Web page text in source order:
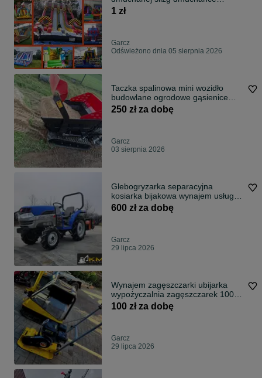
Dmuchańce wynajem Gdańsk
1 zł
Garcz
Odświeżono dnia 05 sierpnia 2026
Taczka spalinowa mini wozidło
budowlane ogrodowe gąsienice
samozaładowcze mini wywrotka
500 kg wynajem wypożyczalnia
250 zł za dobę
Garcz
03 sierpnia 2026
Glebogryzarka separacyjna
kosiarka bijakowa wynajem usługi
minitraktor
600 zł za dobę
Garcz
29 lipca 2026
Wynajem zagęszczarki ubijarka
wypożyczalnia zagęszczarek 100
kg 500 kg
100 zł za dobę
Garcz
29 lipca 2026